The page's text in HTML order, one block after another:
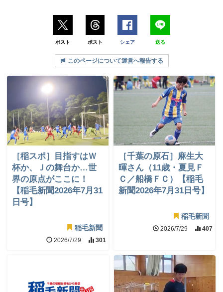
ポスト ポスト シェア 送る
このページについて運営へ報告する
［稲スポ］目指すはＷ
杯か、Ｊの舞台か…世
界の原点がここに！
【稲毛新聞2026年7月31
日号】
稲毛新聞
2026/7/29 301
［千葉の原石］麻生大
暉さん（11歳・夏見Ｆ
Ｃ／船橋ＦＣ）【稲毛
新聞2026年7月31日号】
稲毛新聞
2026/7/29 407